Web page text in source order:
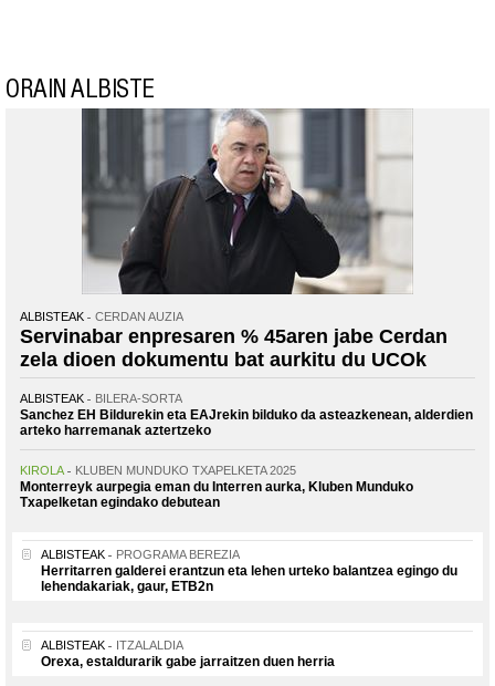
ORAIN ALBISTE
ALBISTEAK CERDAN AUZIA
Servinabar enpresaren % 45aren jabe Cerdan
zela dioen dokumentu bat aurkitu du UCOk
ALBISTEAK BILERA-SORTA
Sanchez EH Bildurekin eta EAJrekin bilduko da asteazkenean, alderdien
arteko harremanak aztertzeko
KIROLA KLUBEN MUNDUKO TXAPELKETA 2025
Monterreyk aurpegia eman du Interren aurka, Kluben Munduko
Txapelketan egindako debutean
ALBISTEAK PROGRAMA BEREZIA
Herritarren galderei erantzun eta lehen urteko balantzea egingo du
lehendakariak, gaur, ETB2n
ALBISTEAK ITZALALDIA
Orexa, estaldurarik gabe jarraitzen duen herria